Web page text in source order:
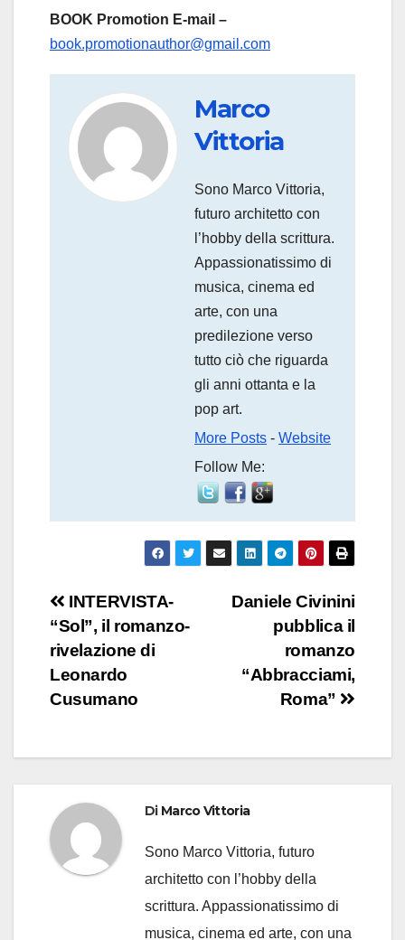
BOOK Promotion E-mail –
book.promotionauthor@gmail.com
Marco
Vittoria
Sono Marco Vittoria,
futuro architetto con
l’hobby della scrittura.
Appassionatissimo di
musica, cinema ed
arte, con una
predilezione verso
tutto ciò che riguarda
gli anni ottanta e la
pop art.
More Posts - Website
Follow Me:
Navigazione
articoli
Daniele Civinini
pubblica il
romanzo
“Abbracciami,
Roma”
INTERVISTA-
“Sol”, il romanzo-
rivelazione di
Leonardo
Cusumano
Di Marco Vittoria
Sono Marco Vittoria, futuro
architetto con l’hobby della
scrittura. Appassionatissimo di
musica, cinema ed arte, con una